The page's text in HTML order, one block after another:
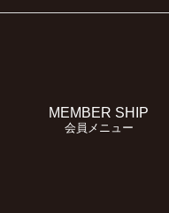
MEMBER SHIP
会員メニュー